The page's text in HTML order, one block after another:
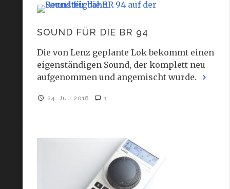
SOUND FÜR DIE BR 94
Die von Lenz geplante Lok bekommt einen
eigenständigen Sound, der komplett neu
aufgenommen und angemischt wurde.
24. Juli 2018 1